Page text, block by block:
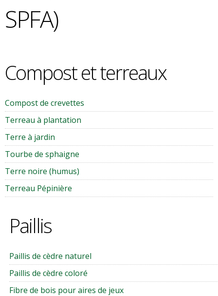
SPFA)
Compost et terreaux
Compost de crevettes
Terreau à plantation
Terre à jardin
Tourbe de sphaigne
Terre noire (humus)
Terreau Pépinière
Paillis
Paillis de cèdre naturel
Paillis de cèdre coloré
Fibre de bois pour aires de jeux